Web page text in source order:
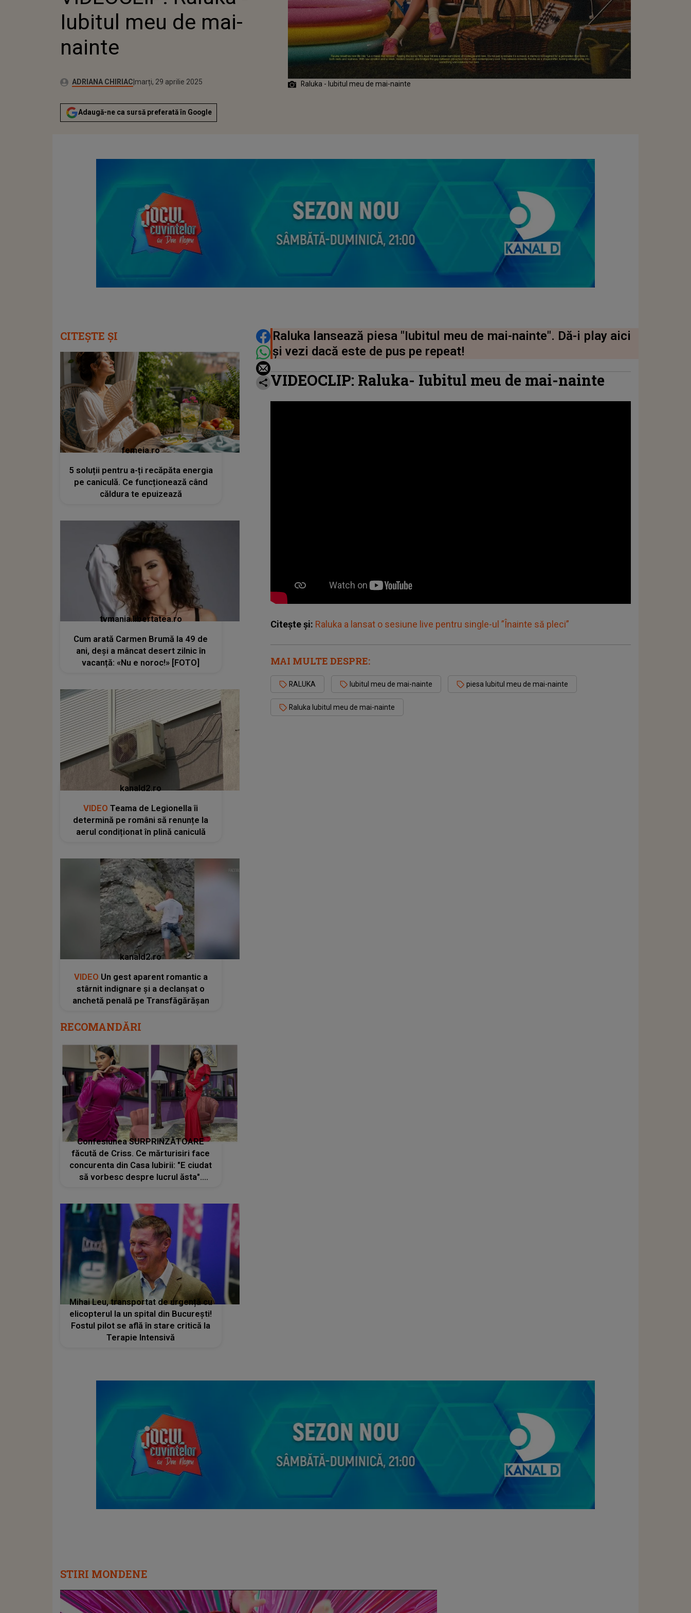
NAINTE
Iubitul meu de mai-
nainte
Autor:ADRIANA CHIRIACPublicat:
marți, 29 aprilie 2025
Actualizat:
marți, 29 aprilie 2025
Adaugă-ne ca sursă preferată în Google
Raluka - Iubitul meu de mai-nainte
DISTRIBUIE ARTICOLUL
Raluka lansează piesa "Iubitul meu de mai-nainte". Dă-i play aici
și vezi dacă este de pus pe repeat!
VIDEOCLIP: Raluka- Iubitul meu de mai-nainte
Citește și: Raluka a lansat o sesiune live pentru single-ul ”Înainte să pleci”
MAI MULTE DESPRE:
RALUKA Iubitul meu de mai-nainte piesa Iubitul meu de mai-nainte
Raluka Iubitul meu de mai-nainte
CITEȘTE ȘI
femeia.ro
5 soluții pentru a-ți recăpăta energia
pe caniculă. Ce funcționează când
căldura te epuizează
tvmania.libertatea.ro
Cum arată Carmen Brumă la 49 de
ani, deși a mâncat desert zilnic în
vacanță: «Nu e noroc!» [FOTO]
kanald2.ro
VIDEO Teama de Legionella îi
determină pe români să renunțe la
aerul condiționat în plină caniculă
kanald2.ro
VIDEO Un gest aparent romantic a
stârnit indignare și a declanșat o
anchetă penală pe Transfăgărășan
RECOMANDĂRI
Confesiunea SURPRINZĂTOARE
făcută de Criss. Ce mărturisiri face
concurenta din Casa Iubirii: "E ciudat
să vorbesc despre lucrul ăsta".
recunoască: "Mi-a ajuns"
Mihai Leu, transportat de urgență cu
elicopterul la un spital din București!
Fostul pilot se află în stare critică la
Terapie Intensivă
STIRI MONDENE